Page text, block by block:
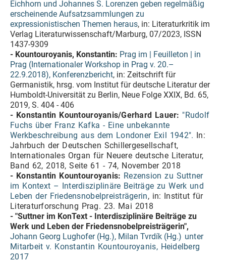
Eichhorn und Johannes S. Lorenzen geben regelmäßig
erscheinende Aufsatzsammlungen zu
expressionistischen Themen heraus, in: Literaturkritik im
Verlag Literaturwissenschaft/Marburg, 07/2023, ISSN
1437-9309
- Kountouroyanis, Konstantin: Prag im | Feuilleton | in
Prag (Internationaler Workshop in Prag v. 20.–
22.9.2018), Konferenzbericht, in: Zeitschrift für
Germanistik, hrsg. vom Institut für deutsche Literatur der
Humboldt-Universität zu Berlin, Neue Folge XXIX, Bd. 65,
2019, S. 404 - 406
- Konstantin Kountouroyanis/Gerhard Lauer: "Rudolf
Fuchs über Franz Kafka - Eine unbekannte
Werkbeschreibung aus dem Londoner Exil 1942". In:
Jahrbuch der Deutschen Schillergesellschaft,
Internationales Organ für Neuere deutsche Literatur,
Band 62, 2018, Seite 61 - 74, November 2018
- Konstantin Kountouroyanis: Rezension zu Suttner
im Kontext – Interdisziplinäre Beiträge zu Werk und
Leben der Friedensnobelpreisträgerin, in: Institut für
Literaturforschung Prag. 23. Mai 2018
- "Suttner im KonText - Interdisziplinäre Beiträge zu
Werk und Leben der Friedensnobelpreisträgerin",
Johann Georg Lughofer (Hg.), Milan Tvrdík (Hg.) unter
Mitarbeit v. Konstantin Kountouroyanis, Heidelberg
2017